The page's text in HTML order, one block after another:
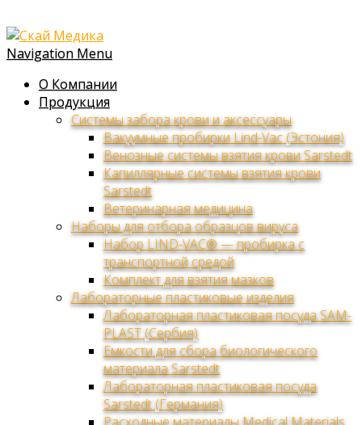
Navigation Menu
О Компании
Продукция
Системы забора крови и аксессуары
Вакуумные пробирки Lind-Vac (Эстония)
Венозные системы взятия крови Sarstedt
Капиллярные системы взятия крови
Sarstedt
Ветеринарная медицина
Наборы для отбора образцов вируса
Набор LIND-VAC® — пробирка с
транспортной средой
Комплект для взятия мазков
Лабораторные пластиковые изделия
Лабораторная пластиковая посуда SAM-
PLAST (Сербия)
Емкости для сбора биологического
материала Sarstedt
Лабораторная пластиковая посуда
Sarstedt (Германия)